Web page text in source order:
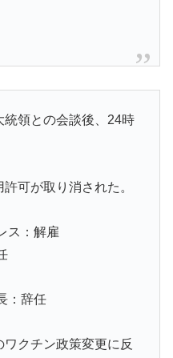
統領との会談後、24時
可が取り消された。
ス：解雇
：辞任
クチン政策変更に反